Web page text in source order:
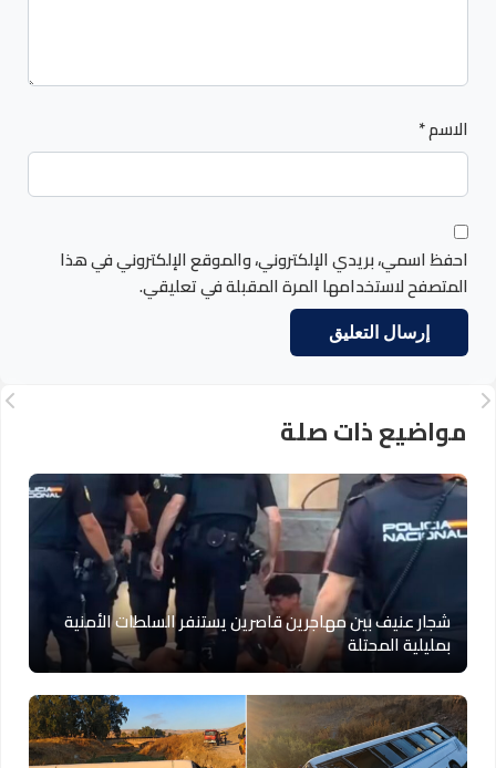
الاسم*
احفظ اسمي، بريدي الإلكتروني، والموقع الإلكتروني في هذا
المتصفح لاستخدامها المرة المقبلة في تعليقي.
مواضيع ذات صلة
شجار عنيف بين مهاجرين قاصرين يستنفر السلطات الأمنية
بمليلية المحتلة